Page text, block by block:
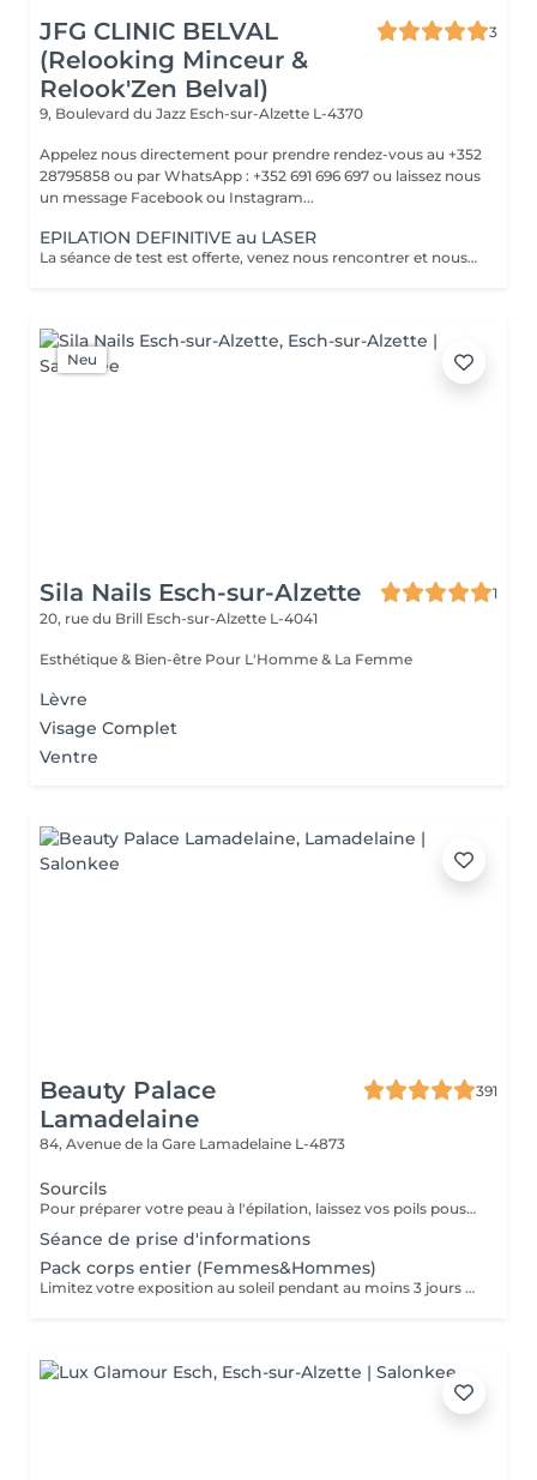
JFG CLINIC BELVAL
(Relooking Minceur &
Relook'Zen Belval)
3
9, Boulevard du Jazz Esch-sur-Alzette L-4370
Appelez nous directement pour prendre rendez-vous au +352
28795858 ou par WhatsApp : +352 691 696 697 ou laissez nous
un message Facebook ou Instagram...
EPILATION DEFINITIVE au LASER
La séance de test est offerte, venez nous rencontrer et nous vous ferons un devis pour les zones concernées.
Neu
Sila Nails Esch-sur-Alzette
1
20, rue du Brill Esch-sur-Alzette L-4041
Esthétique & Bien-être Pour L'Homme & La Femme
Lèvre
Visage Complet
Ventre
Beauty Palace
Lamadelaine
391
84, Avenue de la Gare Lamadelaine L-4873
Sourcils
Pour préparer votre peau à l'épilation, laissez vos poils pousser pendant au moins deux semaines après le dernier rasage pour assurer une longueur adéquate. Il est également recommandé, mais non indispensable, d'effectuer un gommage doux 24 heures avant la séance pour éliminer les cellules mortes et faciliter l'extraction des poils. Le jour de l'épilation, évitez d'appliquer des crèmes ou des huiles sur la zone concernée afin d'assurer une bonne adhérence de la cire. Enfin, protégez votre peau en évitant l'exposition au soleil ou les séances de bronzage, qui pourraient la rendre plus sensible et irritable.
Séance de prise d'informations
Pack corps entier (Femmes&Hommes)
Limitez votre exposition au soleil pendant au moins 3 jours avant votre séance d'épilation au laser pour protéger votre peau et optimiser les résultats. Rasez la zone à traiter 24 à 48 heures avant la séance. Cette étape permet au laser de cibler efficacement la racine du poil sans brûler les poils en surface. Certaines substances, comme l'isotrétinoïne (à éviter pendant 6 mois), les antibiotiques (à éviter 1 semaine) et les médicaments augmentant la sensibilité à la lumière, peuvent rendre votre peau plus réactive au laser. Assurez-vous d'en parler à votre praticien. Évitez l'utilisation d'auto-bronzants ou de crèmes bronzantes avant le traitement pour garantir une efficacité maximale et une sécurité optimale.